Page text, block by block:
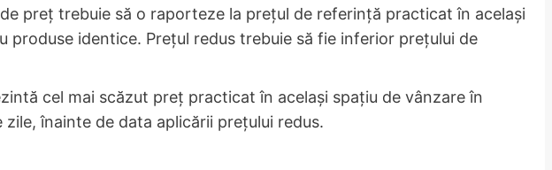
preț trebuie să o raporteze la prețul de referință practicat în același
produse identice. Prețul redus trebuie să fie inferior prețului de
cel mai scăzut preț practicat în același spațiu de vânzare în
înainte de data aplicării prețului redus.